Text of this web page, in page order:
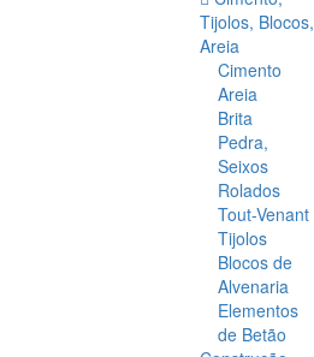
Tijolos, Blocos,
Areia
Cimento
Areia
Brita
Pedra,
Seixos
Rolados
Tout-Venant
Tijolos
Blocos de
Alvenaria
Elementos
de Betão